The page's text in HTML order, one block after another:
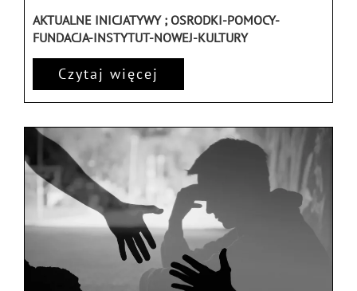
AKTUALNE INICJATYWY ; OSRODKI-POMOCY-
FUNDACJA-INSTYTUT-NOWEJ-KULTURY
Czytaj więcej